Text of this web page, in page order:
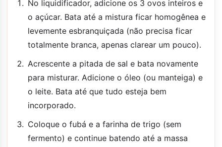
No liquidificador, adicione os 3 ovos inteiros e
o açúcar. Bata até a mistura ficar homogênea e
levemente esbranquiçada (não precisa ficar
totalmente branca, apenas clarear um pouco).
Acrescente a pitada de sal e bata novamente
para misturar. Adicione o óleo (ou manteiga) e
o leite. Bata até que tudo esteja bem
incorporado.
Coloque o fubá e a farinha de trigo (sem
fermento) e continue batendo até a massa